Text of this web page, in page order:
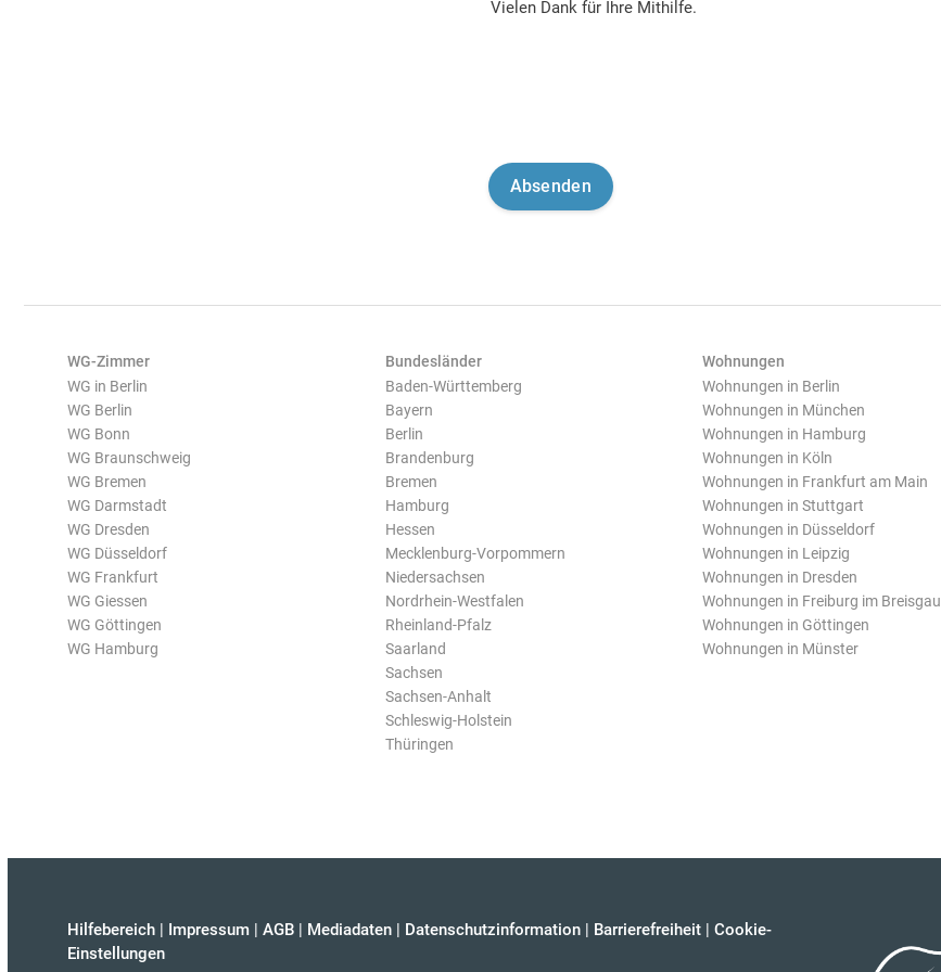
Vielen Dank für Ihre Mithilfe.
WG-Zimmer
WG in Berlin
WG Berlin
WG Bonn
WG Braunschweig
WG Bremen
WG Darmstadt
WG Dresden
WG Düsseldorf
WG Frankfurt
WG Giessen
WG Göttingen
WG Hamburg
Bundesländer
Baden-Württemberg
Bayern
Berlin
Brandenburg
Bremen
Hamburg
Hessen
Mecklenburg-Vorpommern
Niedersachsen
Nordrhein-Westfalen
Rheinland-Pfalz
Saarland
Sachsen
Sachsen-Anhalt
Schleswig-Holstein
Thüringen
Wohnungen
Wohnungen in Berlin
Wohnungen in München
Wohnungen in Hamburg
Wohnungen in Köln
Wohnungen in Frankfurt am Main
Wohnungen in Stuttgart
Wohnungen in Düsseldorf
Wohnungen in Leipzig
Wohnungen in Dresden
Wohnungen in Freiburg im Breisgau
Wohnungen in Göttingen
Wohnungen in Münster
Hilfebereich | Impressum | AGB | Mediadaten | Datenschutzinformation | Barrierefreiheit | Cookie-
Einstellungen